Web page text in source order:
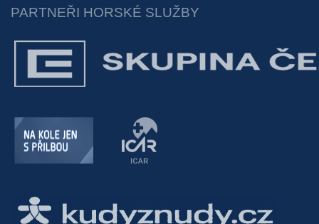
PARTNEŘI HORSKÉ SLUŽBY